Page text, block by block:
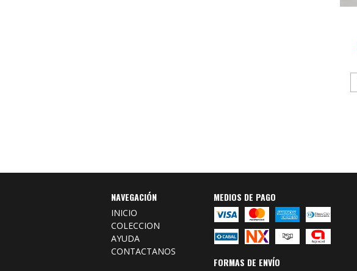
NAVEGACIÓN
INICIO
COLECCION
AYUDA
CONTACTANOS
MEDIOS DE PAGO
FORMAS DE ENVÍO